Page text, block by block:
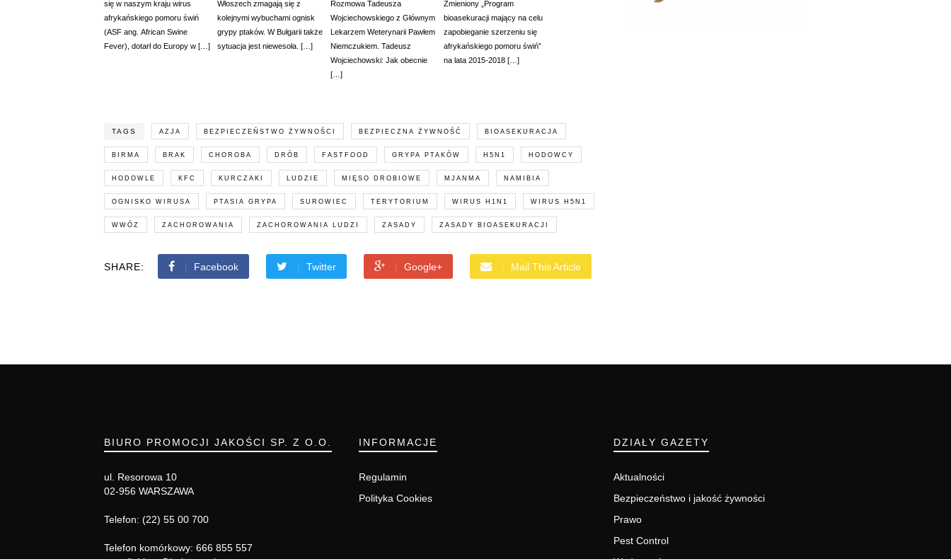
się w naszym kraju wirus
afrykańskiego pomoru świń
(ASF ang. African Swine
Fever), dotarł do Europy w […]
Włoszech zmagają się z
kolejnymi wybuchami ognisk
grypy ptaków. W Bułgarii także
sytuacja jest niewesoła. […]
Rozmowa Tadeusza
Wojciechowskiego z Głównym
Lekarzem Weterynarii Pawłem
Niemczukiem. Tadeusz
Wojciechowski: Jak obecnie
[…]
Zmieniony „Program
bioasekuracji mający na celu
zapobieganie szerzeniu się
afrykańskiego pomoru świń”
na lata 2015-2018 […]
TAGS AZJA BEZPIECZEŃSTWO ŻYWNOŚCI BEZPIECZNA ŻYWNOŚĆ BIOASEKURACJA
BIRMA BRAK CHOROBA DRÓB FASTFOOD GRYPA PTAKÓW H5N1 HODOWCY
HODOWLE KFC KURCZAKI LUDZIE MIĘSO DROBIOWE MJANMA NAMIBIA
OGNISKO WIRUSA PTASIA GRYPA SUROWIEC TERYTORIUM WIRUS H1N1 WIRUS H5N1
WWÓZ ZACHOROWANIA ZACHOROWANIA LUDZI ZASADY ZASADY BIOASEKURACJI
SHARE: Facebook Twitter Google+ Mail This Article
BIURO PROMOCJI JAKOŚCI SP. Z O.O.
ul. Resorowa 10
02-956 WARSZAWA
Telefon: (22) 55 00 700
Telefon komórkowy: 666 855 557
INFORMACJE
Regulamin
Polityka Cookies
DZIAŁY GAZETY
Aktualności
Bezpieczeństwo i jakość żywności
Prawo
Pest Control